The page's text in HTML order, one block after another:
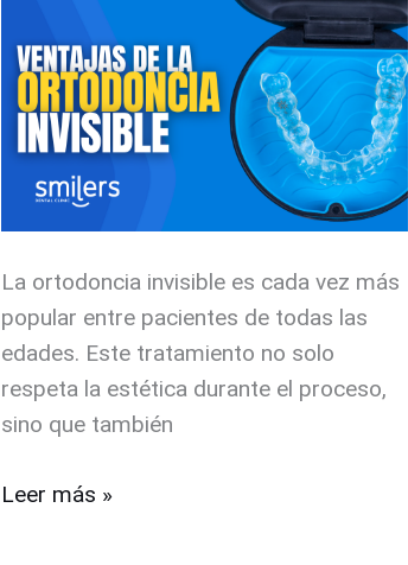
La ortodoncia invisible es cada vez más
popular entre pacientes de todas las
edades. Este tratamiento no solo
respeta la estética durante el proceso,
sino que también
ortodoncia
invisible
Leer más »